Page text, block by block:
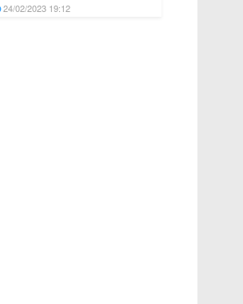
24/02/2023 19:12